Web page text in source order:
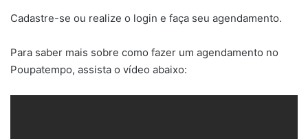
Cadastre-se ou realize o login e faça seu agendamento.
Para saber mais sobre como fazer um agendamento no
Poupatempo, assista o vídeo abaixo: